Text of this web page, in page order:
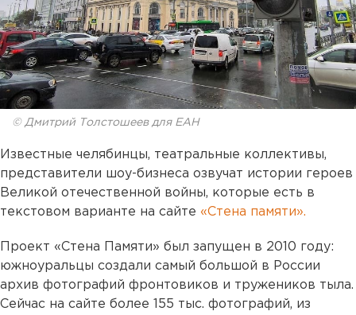
© Дмитрий Толстошеев для ЕАН
Известные челябинцы, театральные коллективы,
представители шоу-бизнеса озвучат истории героев
Великой отечественной войны, которые есть в
текстовом варианте на сайте «Стена памяти».
Проект «Стена Памяти» был запущен в 2010 году:
южноуральцы создали самый большой в России
архив фотографий фронтовиков и тружеников тыла.
Сейчас на сайте более 155 тыс. фотографий, из